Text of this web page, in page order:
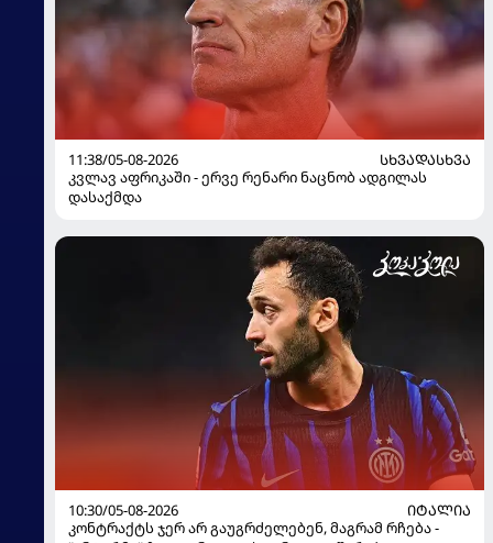
11:38/05-08-2026
ᲡᲮᲕᲐᲓᲐᲡᲮᲕᲐ
კვლავ აფრიკაში - ერვე რენარი ნაცნობ ადგილას
დასაქმდა
10:30/05-08-2026
ᲘᲢᲐᲚᲘᲐ
კონტრაქტს ჯერ არ გაუგრძელებენ, მაგრამ რჩება -